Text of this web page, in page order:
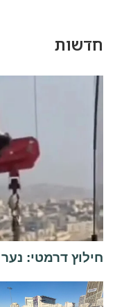
חדשות
חילוץ דרמטי: